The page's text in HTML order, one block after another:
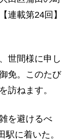
連載第24回】
世間様に申し
免。このたび
訪ねます。
を避けるべ
駅に着いた。